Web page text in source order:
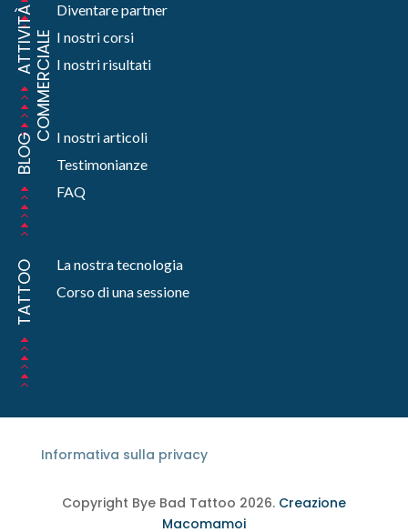
A
T
T
IV
I
T
À
C
O
M
M
E
R
C
I
A
LE
Diventare partner
I nostri corsi
I nostri risultati
BLOG
I nostri articoli
Testimonianze
FAQ
TATTOO
La nostra tecnologia
Corso di una sessione
Informativa sulla privacy
Copyright Bye Bad Tattoo 2026. Creazione
Macomamoi